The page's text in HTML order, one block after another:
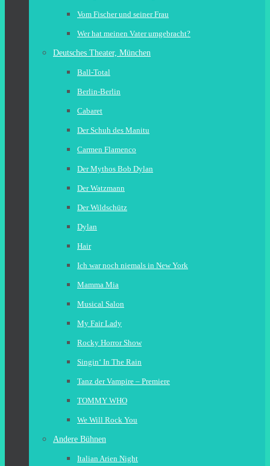
Vom Fischer und seiner Frau
Wer hat meinen Vater umgebracht?
Deutsches Theater, München
Ball-Total
Berlin-Berlin
Cabaret
Der Schuh des Manitu
Carmen Flamenco
Der Mythos Bob Dylan
Der Watzmann
Der Wildschütz
Dylan
Hair
Ich war noch niemals in New York
Mamma Mia
Musical Salon
My Fair Lady
Rocky Horror Show
Singin‘ In The Rain
Tanz der Vampire – Premiere
TOMMY WHO
We Will Rock You
Andere Bühnen
Italian Arien Night